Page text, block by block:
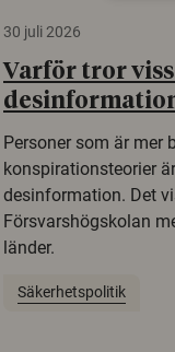
30 juli 2026
Varför tror
Personer som är mer
konspirationsteorier
desinformation. Det
Försvarshögskolan
länder.
Säkerhetspolitik